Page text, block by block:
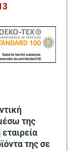
της
της σε